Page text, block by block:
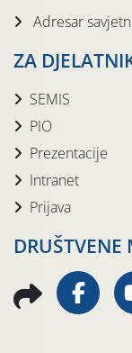
Adresar
ZA
SEMIS
PIO
Prezentacije
Intranet
Prijava
DRUŠTVENE